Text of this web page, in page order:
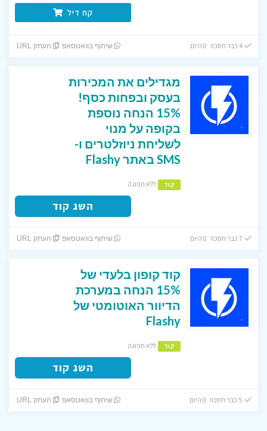
קח דיל
4 כבר חסכו! 0 היום שיתוף בוואטסאפ העתק URL
מגדילים את המכירות
בעסק ובפחות כסף!
15% הנחה נוספת
בקופה על מנוי
לשליחת ניוזלטרים ו-
SMS באתר Flashy
קוד ללא תפוגה
השג קוד
שיתוף בוואטסאפ העתק URL
קוד קופון בלעדי של
15% הנחה במערכת
הדיוור האוטומטי של
Flashy
קוד ללא תפוגה
השג קוד
שיתוף בוואטסאפ העתק URL